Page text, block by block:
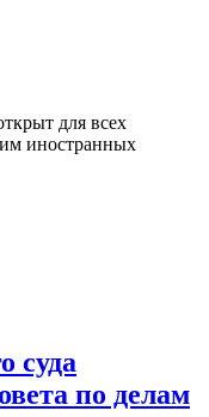
для всех
иностранных
суда
по делам